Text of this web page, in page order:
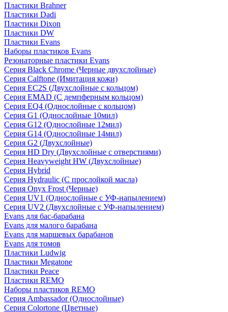
Пластики Brahner
Пластики Dadi
Пластики Dixon
Пластики DW
Пластики Evans
Наборы пластиков Evans
Резонаторные пластики Evans
Серия Black Chrome (Черные двухслойные)
Серия Calftone (Имитация кожи)
Серия EC2S (Двухслойные с кольцом)
Серия EMAD (С демпферным кольцом)
Серия EQ4 (Однослойные с кольцом)
Серия G1 (Однослойные 10мил)
Серия G12 (Однослойные 12мил)
Серия G14 (Однослойные 14мил)
Серия G2 (Двухслойные)
Серия HD Dry (Двухслойные с отверстиями)
Серия Heavyweight HW (Двухслойные)
Серия Hybrid
Серия Hydraulic (С прослойкой масла)
Серия Onyx Frost (Черные)
Серия UV1 (Однослойные с УФ-напылением)
Серия UV2 (Двухслойные с УФ-напылением)
Evans для бас-барабана
Evans для малого барабана
Evans для маршевых барабанов
Evans для томов
Пластики Ludwig
Пластики Megatone
Пластики Peace
Пластики REMO
Наборы пластиков REMO
Серия Ambassador (Однослойные)
Серия Colortone (Цветные)